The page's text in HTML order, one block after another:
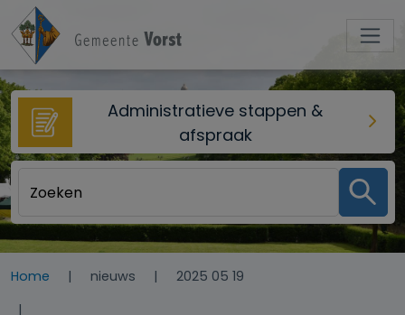
Overslaan en naar de inhoud gaan
Administratieve stappen &
afspraak
Home nieuws 2025 05 19